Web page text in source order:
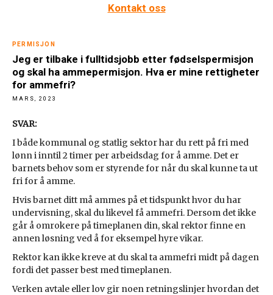
PERMISJON
Jeg er tilbake i fulltidsjobb etter fødselspermisjon
og skal ha ammepermisjon. Hva er mine rettigheter
for ammefri?
MARS, 2023
SVAR:
I både kommunal og statlig sektor har du rett på fri med
lønn i inntil 2 timer per arbeidsdag for å amme. Det er
barnets behov som er styrende for når du skal kunne ta ut
fri for å amme.
Hvis barnet ditt må ammes på et tidspunkt hvor du har
undervisning, skal du likevel få ammefri. Dersom det ikke
går å omrokere på timeplanen din, skal rektor finne en
annen løsning ved å for eksempel hyre vikar.
Rektor kan ikke kreve at du skal ta ammefri midt på dagen
fordi det passer best med timeplanen.
Verken avtale eller lov gir noen retningslinjer hvordan det
Kontakt oss